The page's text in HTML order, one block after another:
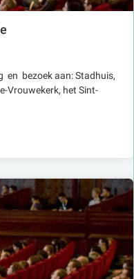
en bezoek aan: Stadhuis,
Vrouwekerk, het Sint-